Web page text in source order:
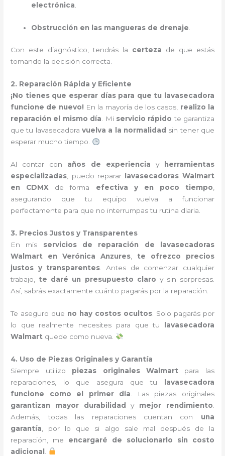
electrónica
Obstrucción en las mangueras de drenaje
Con este diagnóstico, tendrás la certeza de que estás
tomando la decisión correcta.
2. Reparación Rápida y Eficiente
¡No tienes que esperar días para que tu lavasecadora
funcione de nuevo! En la mayoría de los casos, realizo la
reparación el mismo día. Mi servicio rápido te garantiza
que tu lavasecadoravuelva a la normalidad sin tener que
esperar mucho tiempo.
Al contar con años de experiencia y
herramientas
especializadas , puedo reparar
lavasecadoras Walmart
en CDMX de forma efectiva y en poco tiempo
asegurando que tu equipo vuelva a funcionar
perfectamente para que no interrumpas tu rutina diaria.
3. Precios Justos y Transparentes
En mis servicios de reparación de lavasecadoras
Walmart en Verónica Anzures
te ofrezco precios
justos y transparentes . Antes de comenzar cualquier
trabajo, te daré un presupuesto claro y sin sorpresas.
Así, sabrás exactamente cuánto pagarás por la reparación.
Te aseguro que no hay costos ocultos. Solo pagarás por
lo que realmente necesites para que tu
lavasecadora
Walmart quede como nueva.
4. Uso de Piezas Originales y Garantía
Siempre utilizo piezas originales Walmart para las
reparaciones, lo que asegura que tu
lavasecadora
funcione como el primer día . Las piezas originales
garantizan mayor durabilidad
y mejor rendimiento
Además, todas las reparaciones cuentan con una
garantía , por lo que si algo sale mal después de la
reparación, me encargaré de solucionarlo sin costo
adicional